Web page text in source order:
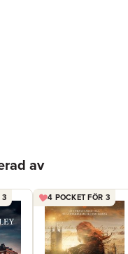
av
3 4 POCKET FÖR 3